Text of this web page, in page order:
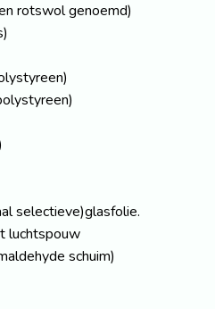
rotswol genoemd)
selectieve)glasfolie.
luchtspouw
schuim)